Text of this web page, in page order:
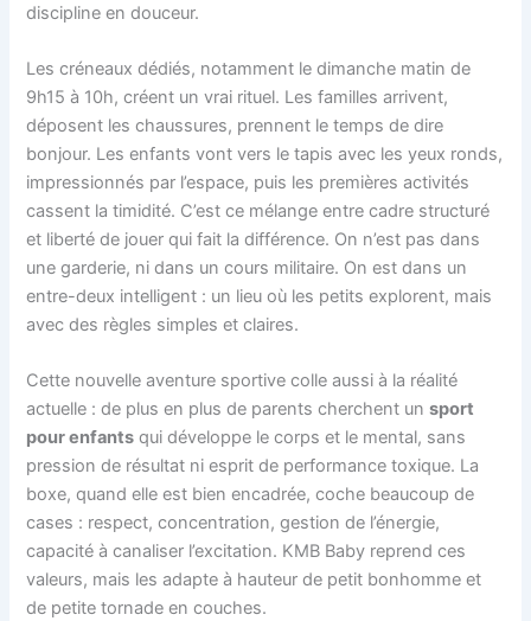
discipline en douceur.
Les créneaux dédiés, notamment le dimanche matin de
9h15 à 10h, créent un vrai rituel. Les familles arrivent,
déposent les chaussures, prennent le temps de dire
bonjour. Les enfants vont vers le tapis avec les yeux ronds,
impressionnés par l’espace, puis les premières activités
cassent la timidité. C’est ce mélange entre cadre structuré
et liberté de jouer qui fait la différence. On n’est pas dans
une garderie, ni dans un cours militaire. On est dans un
entre-deux intelligent : un lieu où les petits explorent, mais
avec des règles simples et claires.
Cette nouvelle aventure sportive colle aussi à la réalité
actuelle : de plus en plus de parents cherchent unsport
pour enfants qui développe le corps et le mental, sans
pression de résultat ni esprit de performance toxique. La
boxe, quand elle est bien encadrée, coche beaucoup de
cases : respect, concentration, gestion de l’énergie,
capacité à canaliser l’excitation. KMB Baby reprend ces
valeurs, mais les adapte à hauteur de petit bonhomme et
de petite tornade en couches.